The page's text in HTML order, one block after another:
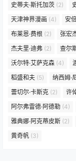
史蒂夫·斯托加茨 (2)
天津神界漫画 (4) 安
布莱恩·费根 (2) 张宏
杰夫里·迪弗 (2) 查尔
沃尔特·艾萨克森 (4)
稻盛和夫 (5) 纳西姆·
蕾切尔·卡斯克 (2) 许
阿尔弗雷德·阿德勒 (4)
雅典娜·阿克蒂皮斯 (2)
黄奇帆 (3)